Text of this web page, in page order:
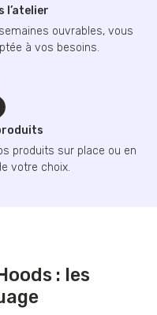
l’atelier
ouvrables, vous
à vos besoins.
produits sur place ou en
votre choix.
: les